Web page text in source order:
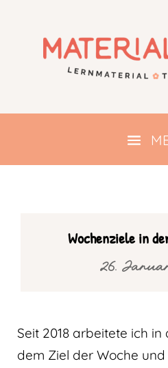
Wochenziele in
26.
Seit 2018 arbeitete ich
dem Ziel der Woche